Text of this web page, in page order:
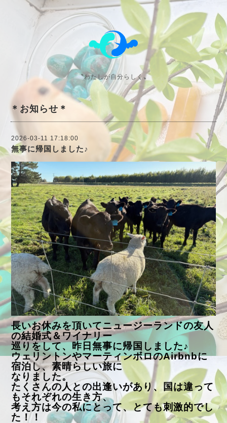
〝わたしが自分らしく〟
＊お知らせ＊
2026-03-11 17:18:00
無事に帰国しました♪
長いお休みを頂いてニュージーランドの友人
の結婚式＆ワイナリー
巡りをして、昨日無事に帰国しました♪
ウェリントンやマーティンボロのAirbnbに
宿泊し、素晴らしい旅に
なりました。
たくさんの人との出逢いがあり、国は違って
もそれぞれの生き方、
考え方は今の私にとって、とても刺激的でし
た！！